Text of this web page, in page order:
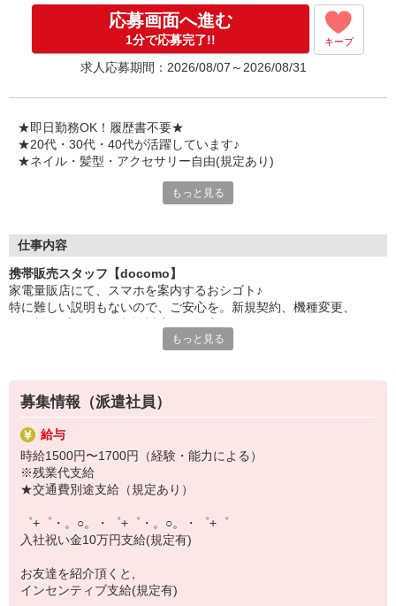
お友達を紹介頂くと,
インセンティブ支給(規定有)
゜・。○。・゜+゜・。○。・゜+゜
応募画面へ進む
1分で応募完了!! キープ
求人応募期間：2026/08/07～2026/08/31
★即日勤務OK！履歴書不要★
★20代・30代・40代が活躍しています♪
★ネイル・髪型・アクセサリー自由(規定あり)
でも心配ご無用！
お互いに教え合ったり、フォローしあったりする
和気あいあいとした人間関係がある店舗ばかり！
皆で一緒にステップアップしましょう♪
【選べるお仕事いろいろ】
▼オフィスワーク
事務、経理、データ入力、コールセンター、受付
▼工場・製造・軽作業系
機械/食品製造・梱包・仕分け・加工・組立・検査
▼美容系
眉毛サロンのアイブロウ・ネイリスト・エステ
▼営業・販売
法人営業・アパレル販売・個別指導塾・人材紹介
▼人気案件も多数♪
短期・期間限定・オープニング・官公庁案件
上場/優良/大手企業など
【スマホ面接実施中】
￣￣￣￣￣￣￣￣￣
もっと見る
仕事内容
携帯販売スタッフ【docomo】
家電量販店にて、スマホを案内するおシゴト♪
特に難しい説明もないので、ご安心を。新規契約、機種変更、
満足度◎
■携帯やインターネット販売業務
docomo(ドコモ)/au(エーユー)・KDDI/softbank(ソフトバンク)など
の大手キャリアから
ワイモバイル(Y!mobille)、楽天モバイル、UQなど格安スマホまで幅
広く紹介可能♪
もっと見る
募集情報（派遣社員）
給与
時給1500円〜1700円（経験・能力による）
※残業代支給
★交通費別途支給（規定あり）
゜+゜・。○。・゜+゜・。○。・゜+゜
入社祝い金10万円支給(規定有)
お友達を紹介頂くと,
インセンティブ支給(規定有)